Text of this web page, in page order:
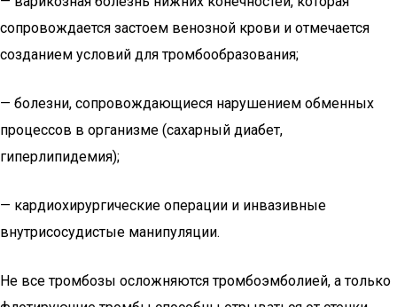
сопровождается застоем венозной крови и отмечается
созданием условий для тромбообразования;
— болезни, сопровождающиеся нарушением обменных
процессов в организме (сахарный диабет,
гиперлипидемия);
— кардиохирургические операции и инвазивные
внутрисосудистые манипуляции.
Не все тромбозы осложняются тромбоэмболией, а только